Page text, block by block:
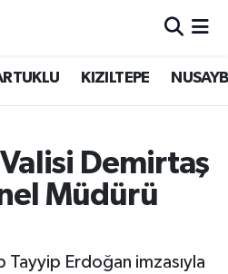
KIZILTEPE
Demirtaş
Müdürü
Tayyip Erdoğan imzasıyla
Haritası
ve Fikstür